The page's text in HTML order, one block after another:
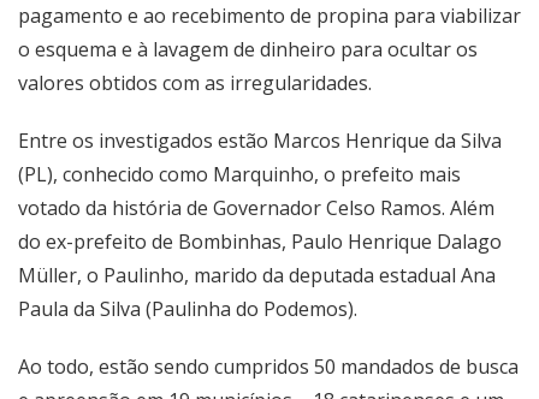
pagamento e ao recebimento de propina para viabilizar
o esquema e à lavagem de dinheiro para ocultar os
valores obtidos com as irregularidades.
Entre os investigados estão Marcos Henrique da Silva
(PL), conhecido como Marquinho, o prefeito mais
votado da história de Governador Celso Ramos. Além
do ex-prefeito de Bombinhas, Paulo Henrique Dalago
Müller, o Paulinho, marido da deputada estadual Ana
Paula da Silva (Paulinha do Podemos).
Ao todo, estão sendo cumpridos 50 mandados de busca